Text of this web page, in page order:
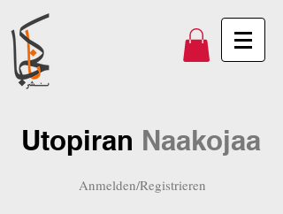
Utopiran Naakojaa
Anmelden/Registrieren